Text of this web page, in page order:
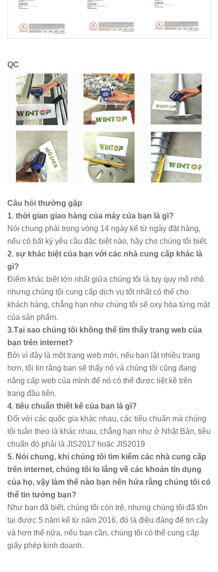
QC
Câu hỏi thường gặp
1. thời gian giao hàng của máy của bạn là gì?
Nói chung phải trong vòng 14 ngày kể từ ngày đặt hàng,
nếu có bất kỳ yêu cầu đặc biệt nào, hãy cho chúng tôi biết.
2. sự khác biệt của bạn với các nhà cung cấp khác là
gì?
Điểm khác biệt lớn nhất giữa chúng tôi là tuy quy mô nhỏ
nhưng chúng tôi cung cấp dịch vụ tốt nhất có thể cho
khách hàng, chẳng hạn như chúng tôi sẽ oxy hóa từng mặt
của sản phẩm.
3.Tại sao chúng tôi không thể tìm thấy trang web của
bạn trên internet?
Bởi vì đây là một trang web mới, nếu bạn lật nhiều trang
hơn, tôi tin rằng bạn sẽ thấy nó và chúng tôi cũng đang
nâng cấp web của mình để nó có thể được liệt kê trên
trang đầu tiên.
4. tiêu chuẩn thiết kế của bạn là gì?
Đối với các quốc gia khác nhau, các tiêu chuẩn mà chúng
tôi tuân theo là khác nhau, chẳng hạn như ở Nhật Bản, tiêu
chuẩn đó phải là JIS2017 hoặc JIS2019
5. Nói chung, khi chúng tôi tìm kiếm các nhà cung cấp
trên internet, chúng tôi lo lắng về các khoản tín dụng
của họ, vậy làm thế nào bạn nên hứa rằng chúng tôi có
thể tin tưởng bạn?
Như bạn đã biết, chúng tôi còn trẻ, nhưng chúng tôi đã tồn
tại được 5 năm kể từ năm 2016, đó là điều đáng để tin cậy
và hơn thế nữa, nếu bạn cần, chúng tôi có thể cung cấp
giấy phép kinh doanh.